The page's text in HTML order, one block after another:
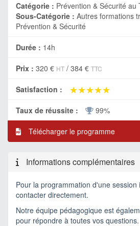
Catégorie : Prévention & Sécurité au
Sous-Catégorie : Autres formations
Prévention & Sécurité
Durée : 14h
Prix : 320 € HT / 384 € TTC
Satisfaction : ★★★★★
★★★★★
Taux de réussite : 99%
Télécharger le programme
Informations complémentaires
Pour la programmation d'une
contacter directement.
Notre équipe pédagogique est
pour répondre à toutes vos questions.